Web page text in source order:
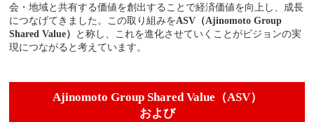
会・地域と共有する価値を創出することで経済価値を向上し、成長
につなげてきました。この取り組みをASV（Ajinomoto Group
Shared Value）
と称し、これを進化させていくことがビジョンの実
現につながると考えています。
Ajinomoto Group Shared Value（ASV）
および